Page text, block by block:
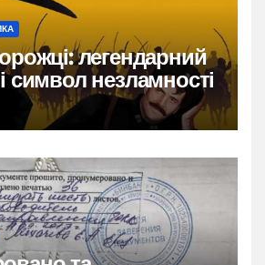
легендарний
символ незламності